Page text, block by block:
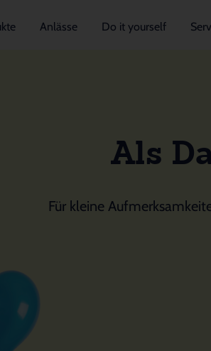
Anlässe Do it yourself
Als
Für kleine